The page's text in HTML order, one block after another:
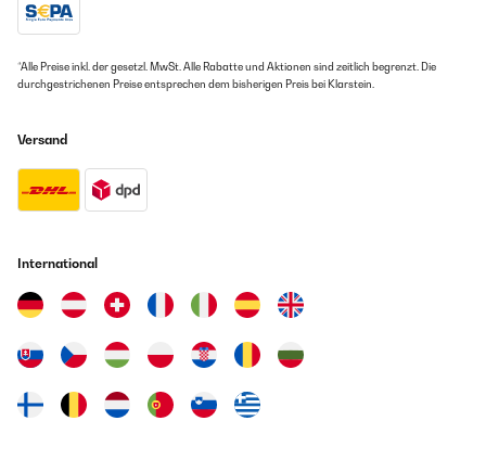
*Alle Preise inkl. der gesetzl. MwSt. Alle Rabatte und Aktionen sind zeitlich begrenzt. Die
durchgestrichenen Preise entsprechen dem bisherigen Preis bei Klarstein.
Versand
International